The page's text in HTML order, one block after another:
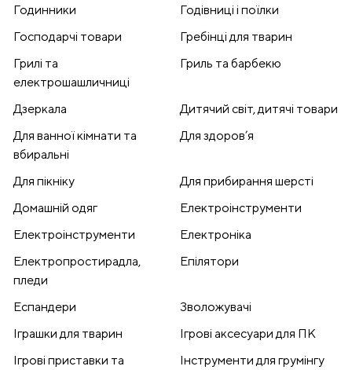
Годинники
Годівниці і поїлки
Господарчі товари
Гребінці для тварин
Грилі та
електрошашличниці
Гриль та барбекю
Дзеркала
Дитячий світ, дитячі товари
Для ванної кімнати та
вбиральні
Для здоров’я
Для пікніку
Для прибирання шерсті
Домашній одяг
Електроінструменти
Електроінструменти
Електроніка
Електропростирадла,
пледи
Епілятори
Еспандери
Зволожувачі
Іграшки для тварин
Ігрові аксесуари для ПК
Ігрові приставки та
Інструменти для грумінгу